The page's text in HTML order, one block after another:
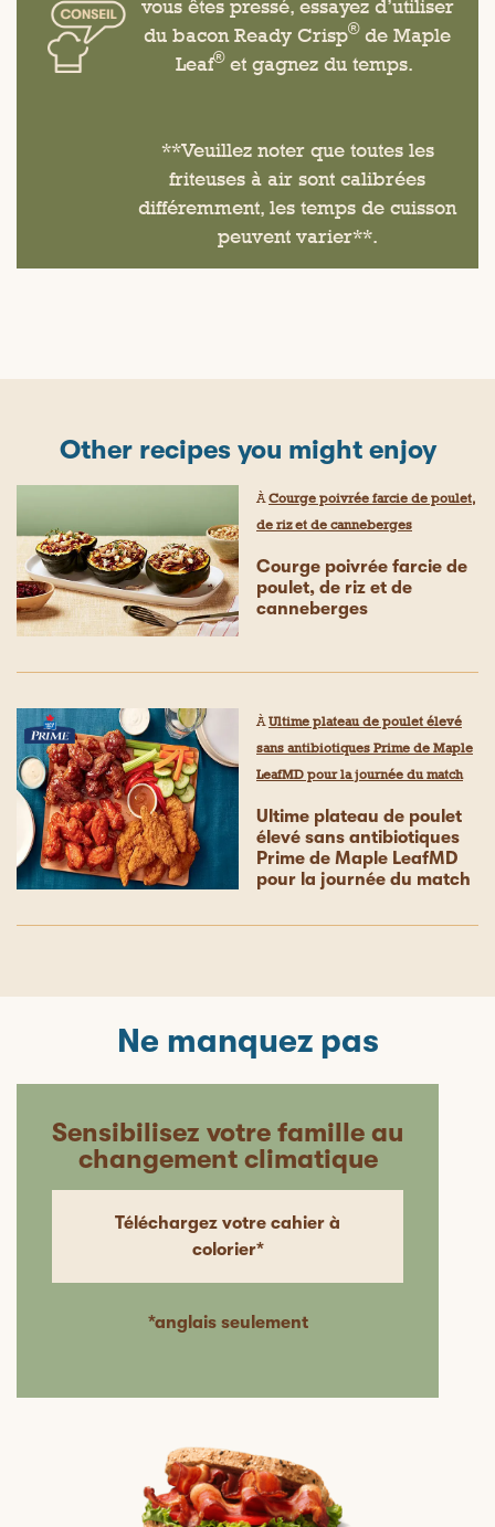
vous êtes pressé, essayez d’utiliser
du bacon Ready Crisp®de Maple
Leaf®et gagnez du temps.
**Veuillez noter que toutes les
friteuses à air sont calibrées
différemment, les temps de cuisson
peuvent varier**.
Other recipes you might enjoy
ÀCourge poivrée farcie de poulet,
de riz et de canneberges
Courge poivrée farcie de
poulet, de riz et de
canneberges
À Ultime plateau de poulet élevé
sans antibiotiques Prime de Maple
LeafMD pour la journée du match
Ultime plateau de poulet
élevé sans antibiotiques
Prime de Maple LeafMD
pour la journée du match
Ne manquez pas
Sensibilisez votre famille au
changement climatique
Téléchargez votre cahier à
colorier*
*anglais seulement